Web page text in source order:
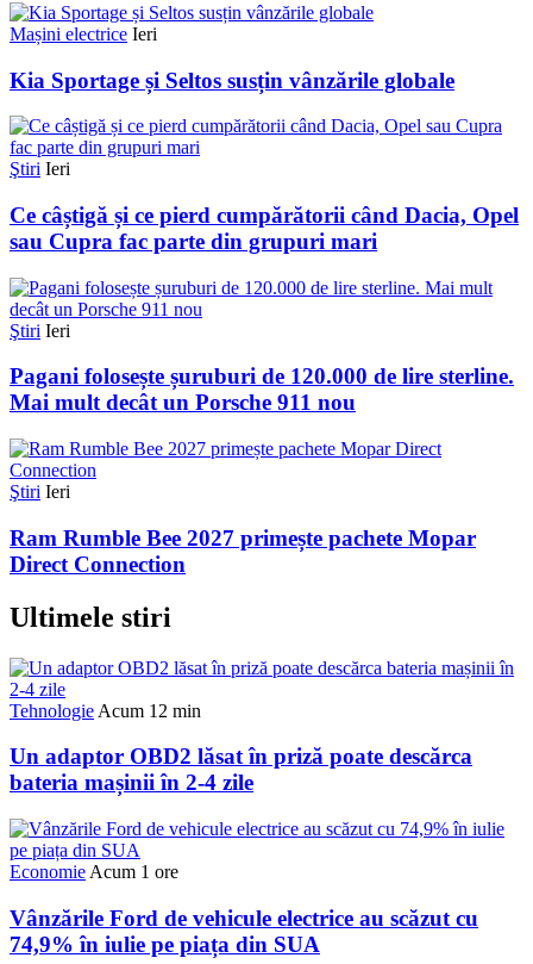
Mașini electrice Ieri
Kia Sportage și Seltos susțin vânzările globale
Ştiri Ieri
Ce câștigă și ce pierd cumpărătorii când Dacia, Opel
sau Cupra fac parte din grupuri mari
Ştiri Ieri
Pagani folosește șuruburi de 120.000 de lire sterline.
Mai mult decât un Porsche 911 nou
Ştiri Ieri
Ram Rumble Bee 2027 primește pachete Mopar
Direct Connection
Ultimele stiri
Tehnologie Acum 12 min
Un adaptor OBD2 lăsat în priză poate descărca
bateria mașinii în 2-4 zile
Economie Acum 1 ore
Vânzările Ford de vehicule electrice au scăzut cu
74,9% în iulie pe piața din SUA